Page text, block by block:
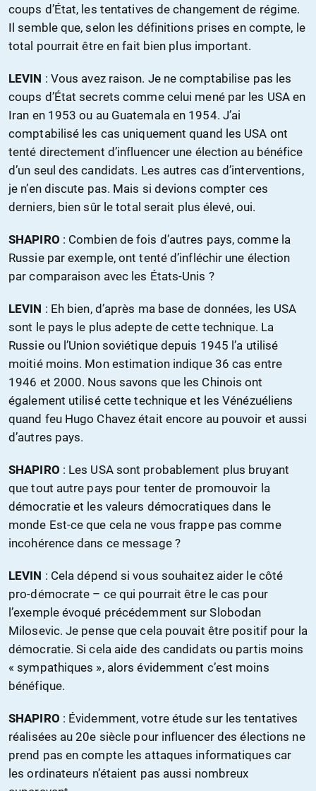
coups d’État, les tentatives de changement de régime.
Il semble que, selon les définitions prises en compte, le
total pourrait être en fait bien plus important.
LEVIN : Vous avez raison. Je ne comptabilise pas les
coups d’État secrets comme celui mené par les USA en
Iran en 1953 ou au Guatemala en 1954. J’ai
comptabilisé les cas uniquement quand les USA ont
tenté directement d’influencer une élection au bénéfice
d’un seul des candidats. Les autres cas d’interventions,
je n’en discute pas. Mais si devions compter ces
derniers, bien sûr le total serait plus élevé, oui.
SHAPIRO : Combien de fois d’autres pays, comme la
Russie par exemple, ont tenté d’infléchir une élection
par comparaison avec les États-Unis ?
LEVIN : Eh bien, d’après ma base de données, les USA
sont le pays le plus adepte de cette technique. La
Russie ou l’Union soviétique depuis 1945 l’a utilisé
moitié moins. Mon estimation indique 36 cas entre
1946 et 2000. Nous savons que les Chinois ont
également utilisé cette technique et les Vénézuéliens
quand feu Hugo Chavez était encore au pouvoir et aussi
d’autres pays.
SHAPIRO : Les USA sont probablement plus bruyant
que tout autre pays pour tenter de promouvoir la
démocratie et les valeurs démocratiques dans le
monde Est-ce que cela ne vous frappe pas comme
incohérence dans ce message ?
LEVIN : Cela dépend si vous souhaitez aider le côté
pro-démocrate – ce qui pourrait être le cas pour
l’exemple évoqué précédemment sur Slobodan
Milosevic. Je pense que cela pouvait être positif pour la
démocratie. Si cela aide des candidats ou partis moins
« sympathiques », alors évidemment c’est moins
bénéfique.
SHAPIRO : Évidemment, votre étude sur les tentatives
réalisées au 20e siècle pour influencer des élections ne
prend pas en compte les attaques informatiques car
les ordinateurs n’étaient pas aussi nombreux